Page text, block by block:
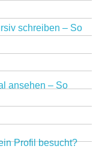
schreiben – So
ansehen – So
Profil besucht?